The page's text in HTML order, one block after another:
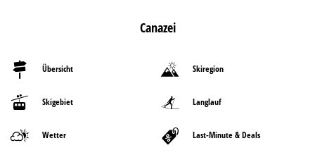
Canazei
Übersicht Skiregion
Skigebiet Langlauf
Wetter Last-Minute & Deals